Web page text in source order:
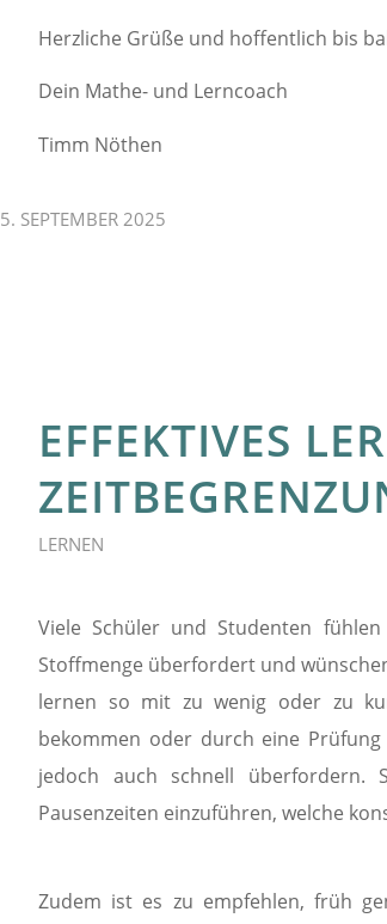
Herzliche Grüße und hoffentlich bis
Dein Mathe- und Lerncoach
Timm Nöthen
5. SEPTEMBER 2025
EFFEKTIVES
LERNEN
Viele Schüler und Studenten
Stoffmenge überfordert und
lernen so mit zu wenig oder zu
bekommen oder durch eine
jedoch auch schnell überfordern.
Pausenzeiten einzuführen, welche
Zudem ist es zu empfehlen, früh